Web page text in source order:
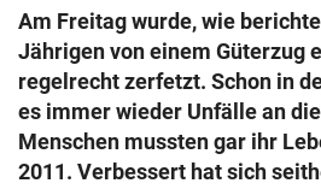
search
eingeben
© Krone Multimedia GmbH & Co KG
Muthgasse 2, 1190 Wien
Am Freitag wurde, wie
Jährigen von einem Güterzug
regelrecht zerfetzt. Schon in
es immer wieder Unfälle an
Menschen mussten gar ihr
2011. Verbessert hat sich